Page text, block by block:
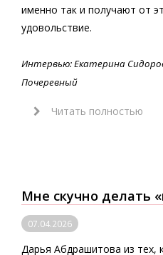
именно так и получают от
удовольствие.
Интервью: Екатерина
Почеревный
Читать полностью
Мне скучно делать
07.04.2026
Дарья Абдрашитова из тех,